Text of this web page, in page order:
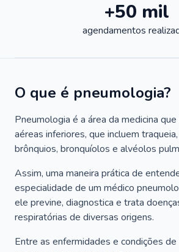
+50 mil
agendamentos
O que é pneumologia?
Pneumologia é a área da medicina
aéreas inferiores, que incluem
brônquios, bronquíolos e alvéolos
Assim, uma maneira prática de
especialidade de um médico
ele previne, diagnostica e trata
respiratórias de diversas origens.
Entre as enfermidades e condições